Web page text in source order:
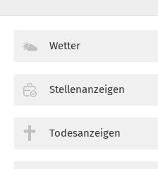
Wetter
Stellenanzeigen
Todesanzeigen